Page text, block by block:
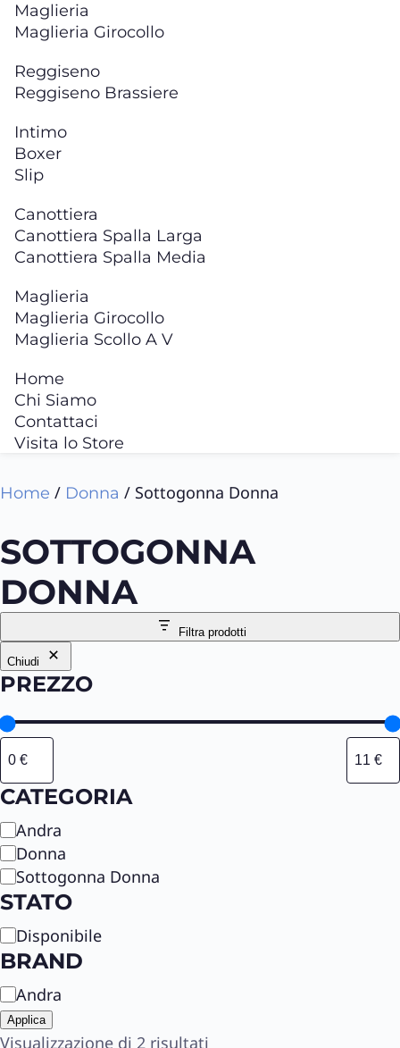
Maglieria
Maglieria Girocollo
Reggiseno
Reggiseno Brassiere
Intimo
Boxer
Slip
Canottiera
Canottiera Spalla Larga
Canottiera Spalla Media
Maglieria
Maglieria Girocollo
Maglieria Scollo A V
Home
Chi Siamo
Contattaci
Visita lo Store
Home / Donna / Sottogonna Donna
SOTTOGONNA
DONNA
Filtra prodotti
Chiudi
PREZZO
CATEGORIA
C
a
t
e
g
o
r
a
Andra
Donna
Sottogonna Donna
STATO
S
t
t
o
Disponibile
BRAND
B
r
a
Andra
Applica
Visualizzazione di 2 risultati